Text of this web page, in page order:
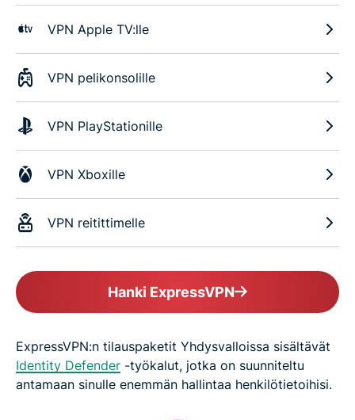
VPN Apple TV:lle
VPN pelikonsolille
VPN PlayStationille
VPN Xboxille
VPN reitittimelle
Hanki ExpressVPN
ExpressVPN:n tilauspaketit Yhdysvalloissa sisältävät
Identity Defender -työkalut, jotka on suunniteltu
antamaan sinulle enemmän hallintaa henkilötietoihisi.